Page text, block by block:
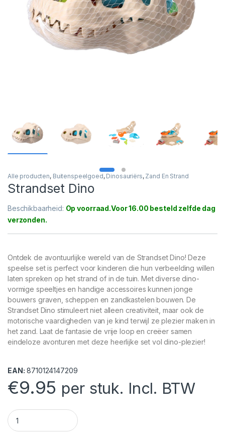
Alle producten, Buitenspeelgoed, Dinosauriërs, Zand En Strand
Strandset Dino
Beschikbaarheid: Op voorraad
Ontdek de avontuurlijke wereld van de Strandset Dino! Deze
speelse set is perfect voor kinderen die hun verbeelding willen
laten spreken op het strand of in de tuin. Met diverse dino-
vormige speeltjes en handige accessoires kunnen jonge
bouwers graven, scheppen en zandkastelen bouwen. De
Strandset Dino stimuleert niet alleen creativiteit, maar ook de
motorische vaardigheden van je kind terwijl ze plezier maken in
het zand. Laat de fantasie de vrije loop en creëer samen
eindeloze avonturen met deze heerlijke set vol dino-plezier!
EAN: 8710124147209
€9.95 per stuk. Incl. BTW
Strandset Dino quantity